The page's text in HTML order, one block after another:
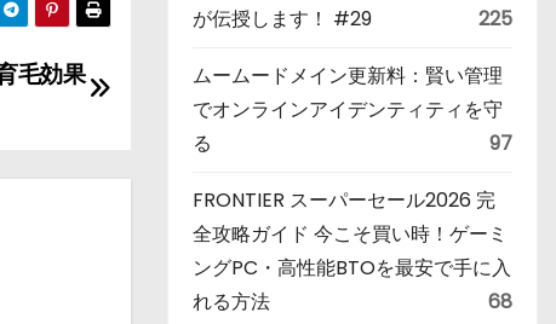
毛効果
が伝授します！ #29
225
ムームードメイン更新料：賢い管理
でオンラインアイデンティティを守
る
97
FRONTIER スーパーセール2026 完
全攻略ガイド 今こそ買い時！ゲーミ
ングPC・高性能BTOを最安で手に入
れる方法
68